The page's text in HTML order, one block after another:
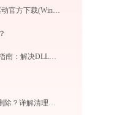
HP 1010/1012/1015打印机驱动官方下载(Win10/Win11)及安装图文教程
libprotobuf.dll官方免费下载指南：解决DLL缺失问题的完整方案
c盘里users文件夹哪些可以删除？详解清理指南